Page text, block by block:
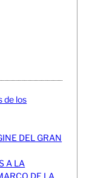
de los
DEL GRAN
A LA
DE LA